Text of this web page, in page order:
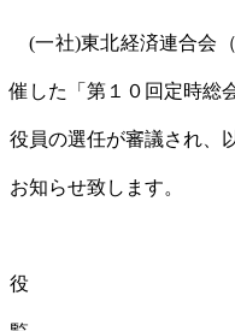
(一社)東北経済連合会
催した「第１０回定時総
役員の選任が審議され、
お知らせ致します。
役